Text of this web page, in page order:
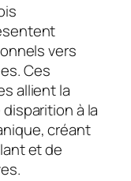
vers
Ces
allient la
à la
créant
et de